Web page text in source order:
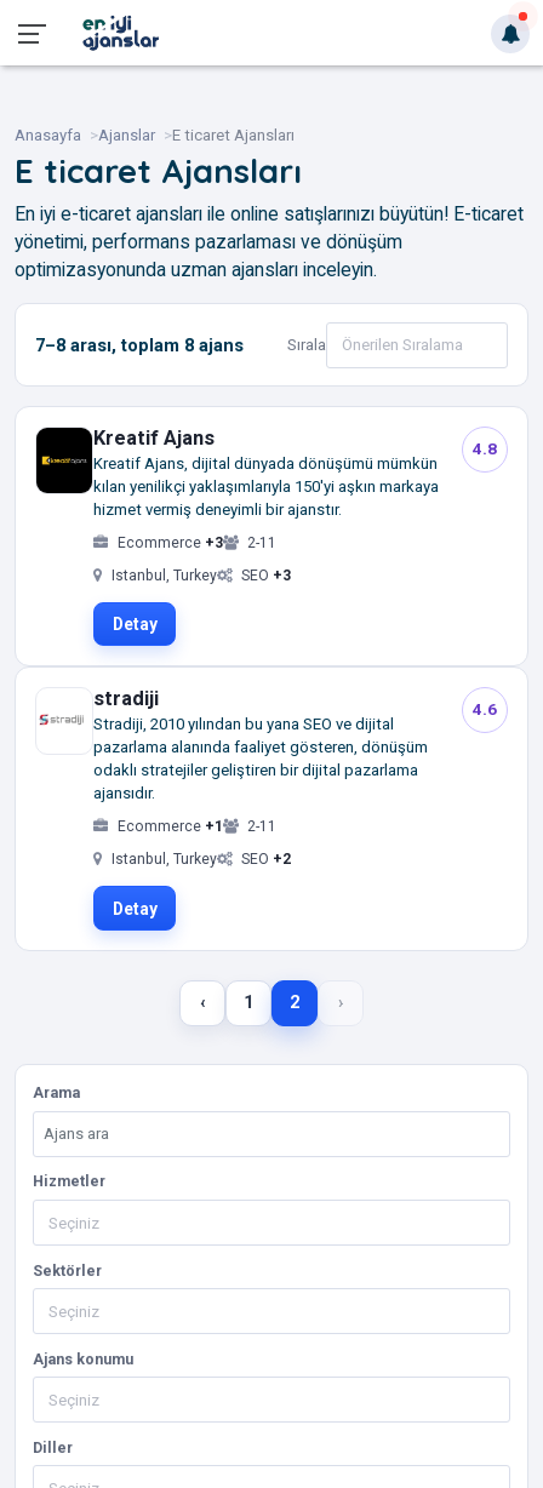
Anasayfa Ajanslar E ticaret Ajansları
E ticaret Ajansları
En iyi e-ticaret ajansları ile online satışlarınızı büyütün! E-ticaret
yönetimi, performans pazarlaması ve dönüşüm
optimizasyonunda uzman ajansları inceleyin.
7–8 arası, toplam 8 ajans Sırala
Kreatif Ajans
Kreatif Ajans, dijital dünyada dönüşümü mümkün
kılan yenilikçi yaklaşımlarıyla 150'yi aşkın markaya
hizmet vermiş deneyimli bir ajanstır.
Ecommerce +3
2-11
Istanbul, Turkey
SEO +3
Detay
4.8
stradiji
Stradiji, 2010 yılından bu yana SEO ve dijital
pazarlama alanında faaliyet gösteren, dönüşüm
odaklı stratejiler geliştiren bir dijital pazarlama
ajansıdır.
Ecommerce +1
2-11
Istanbul, Turkey
SEO +2
Detay
4.6
‹ 1 2 ›
Arama
Hizmetler
Sektörler
Ajans konumu
Diller